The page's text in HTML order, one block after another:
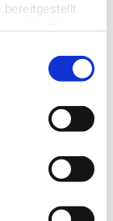
bereitgestellt